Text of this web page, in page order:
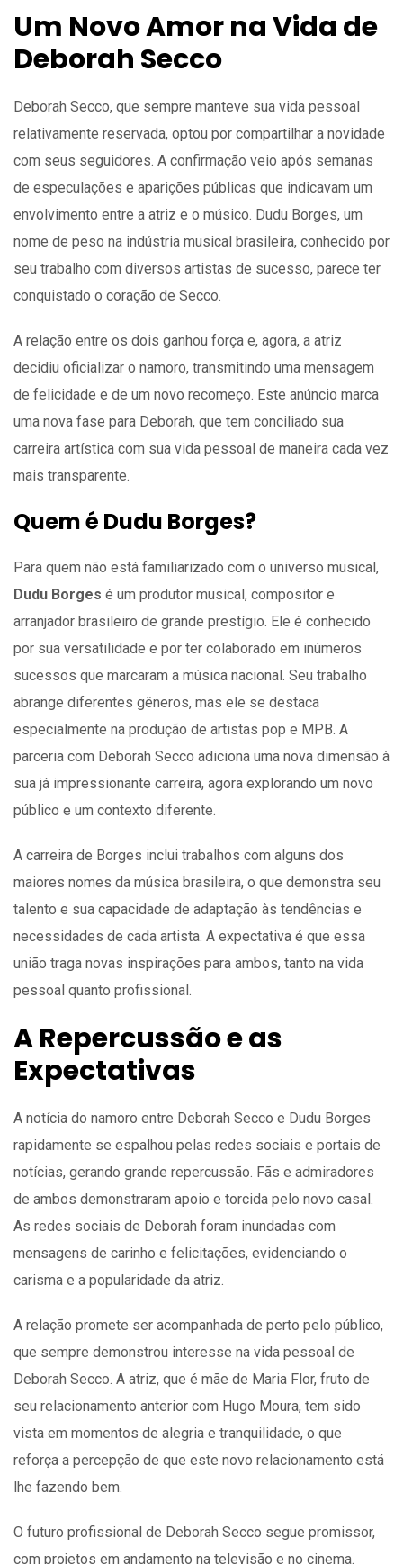
Um Novo Amor na Vida de
Deborah Secco
Deborah Secco, que sempre manteve sua vida pessoal
relativamente reservada, optou por compartilhar a novidade
com seus seguidores. A confirmação veio após semanas
de especulações e aparições públicas que indicavam um
envolvimento entre a atriz e o músico. Dudu Borges, um
nome de peso na indústria musical brasileira, conhecido por
seu trabalho com diversos artistas de sucesso, parece ter
conquistado o coração de Secco.
A relação entre os dois ganhou força e, agora, a atriz
decidiu oficializar o namoro, transmitindo uma mensagem
de felicidade e de um novo recomeço. Este anúncio marca
uma nova fase para Deborah, que tem conciliado sua
carreira artística com sua vida pessoal de maneira cada vez
mais transparente.
Quem é Dudu Borges?
Para quem não está familiarizado com o universo musical,
Dudu Borges é um produtor musical, compositor e
arranjador brasileiro de grande prestígio. Ele é conhecido
por sua versatilidade e por ter colaborado em inúmeros
sucessos que marcaram a música nacional. Seu trabalho
abrange diferentes gêneros, mas ele se destaca
especialmente na produção de artistas pop e MPB. A
parceria com Deborah Secco adiciona uma nova dimensão à
sua já impressionante carreira, agora explorando um novo
público e um contexto diferente.
A carreira de Borges inclui trabalhos com alguns dos
maiores nomes da música brasileira, o que demonstra seu
talento e sua capacidade de adaptação às tendências e
necessidades de cada artista. A expectativa é que essa
união traga novas inspirações para ambos, tanto na vida
pessoal quanto profissional.
A Repercussão e as
Expectativas
A notícia do namoro entre Deborah Secco e Dudu Borges
rapidamente se espalhou pelas redes sociais e portais de
notícias, gerando grande repercussão. Fãs e admiradores
de ambos demonstraram apoio e torcida pelo novo casal.
As redes sociais de Deborah foram inundadas com
mensagens de carinho e felicitações, evidenciando o
carisma e a popularidade da atriz.
A relação promete ser acompanhada de perto pelo público,
que sempre demonstrou interesse na vida pessoal de
Deborah Secco. A atriz, que é mãe de Maria Flor, fruto de
seu relacionamento anterior com Hugo Moura, tem sido
vista em momentos de alegria e tranquilidade, o que
reforça a percepção de que este novo relacionamento está
lhe fazendo bem.
O futuro profissional de Deborah Secco segue promissor,
com projetos em andamento na televisão e no cinema.